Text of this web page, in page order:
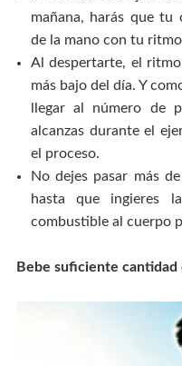
mañana, harás que tu
de la mano con tu
Al despertarte, el
más bajo del día. Y
llegar al número de
alcanzas durante el
el proceso.
No dejes pasar más
hasta que ingieres
combustible al cuerpo
Bebe suficiente cantidad